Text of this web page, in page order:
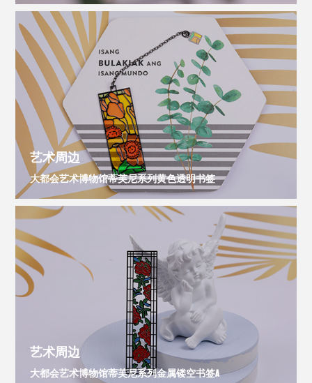
艺术周边
大都会艺术博物馆蒂芙尼系列黄色透明书签
艺术周边
大都会艺术博物馆蒂芙尼系列金属镂空书签A